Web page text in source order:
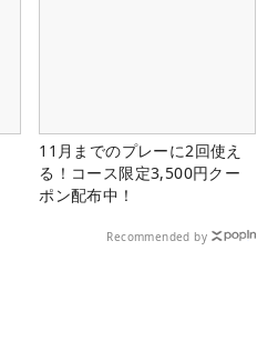
11月までのプレーに2回使え
る！コース限定3,500円クー
ポン配布中！
Recommended by